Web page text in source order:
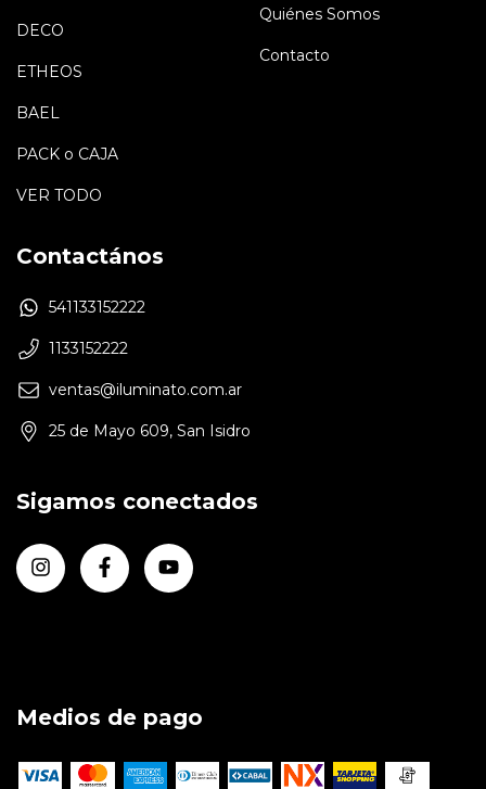
DECO
ETHEOS
BAEL
PACK o CAJA
VER TODO
Quiénes Somos
Contacto
Contactános
541133152222
1133152222
ventas@iluminato.com.ar
25 de Mayo 609, San Isidro
Sigamos conectados
Medios de pago